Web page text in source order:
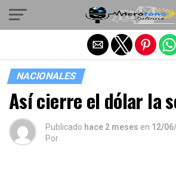
NACIONALES
Así cierre el dólar la
Publicado hace 2 meses en 12/
Por
Salir de la versión